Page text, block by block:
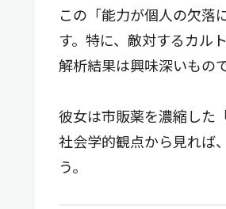
この「能力が個人の欠落
す。特に、敵対するカル
解析結果は興味深いもので
彼女は市販薬を濃縮した
社会学的観点から見れば
う。